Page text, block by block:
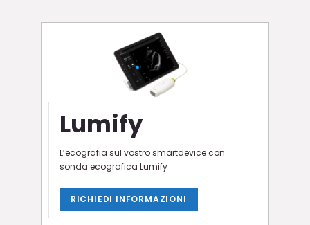
Lumify
L’ecografia sul vostro smartdevice con
sonda ecografica Lumify
RICHIEDI INFORMAZIONI